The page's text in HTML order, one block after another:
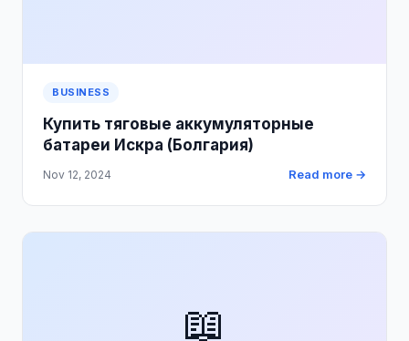
BUSINESS
Купить тяговые аккумуляторные
батареи Искра (Болгария)
Nov 12, 2024 Read more →
📖